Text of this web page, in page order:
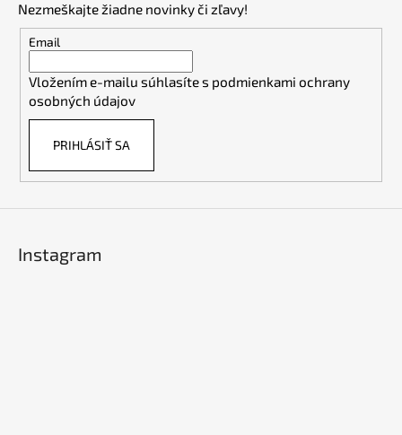
Nezmeškajte žiadne novinky či zľavy!
Email
Vložením e-mailu súhlasíte s podmienkami ochrany
osobných údajov
PRIHLÁSIŤ SA
Instagram